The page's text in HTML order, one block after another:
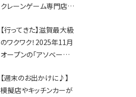
クレーンゲーム専門店
ってくる！豊郷店に続く滋
賀2店舗目★
【行ってきた】滋賀最大級
のワクワク！2025年11月
オープンの「アソベース
レーンゲームで青果や日
用品までゲットできる新
【週末のお出かけに♪】
模擬店やキッチンカーが